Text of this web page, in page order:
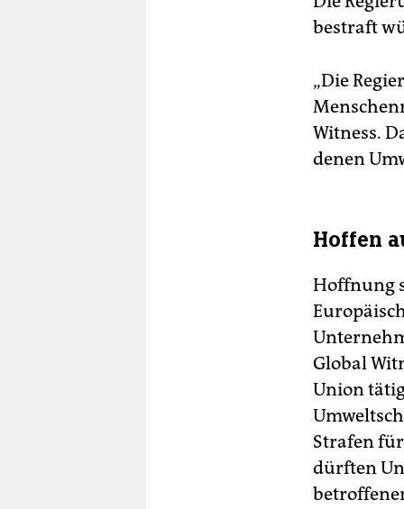
bestraft
„Die
Witness.
denen
Hoffen
Hoffnung
Global
Union
Strafen
dürften